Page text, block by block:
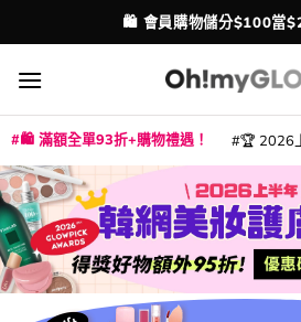
to
content
💳 支援消費券、FPS、八達通、
🛍️ 滿額全單93折+購物禮遇！ 🏆 2026